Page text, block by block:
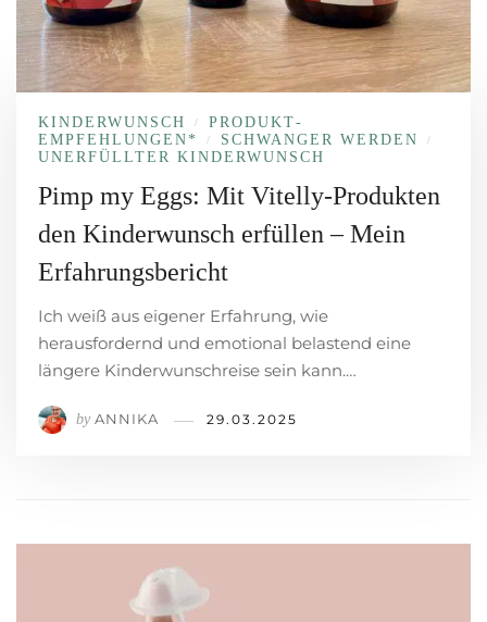
KINDERWUNSCH /
PRODUKT­
EMPFEHLUNGEN*
/ SCHWANGER WERDEN /
UNERFÜLLTER KINDERWUNSCH
Pimp my Eggs: Mit Vitelly-Produkten
den Kinderwunsch erfüllen – Mein
Erfahrungsbericht
Ich weiß aus eigener Erfahrung, wie
herausfordernd und emotional belastend eine
längere Kinderwunschreise sein kann.…
by ANNIKA 29.03.2025